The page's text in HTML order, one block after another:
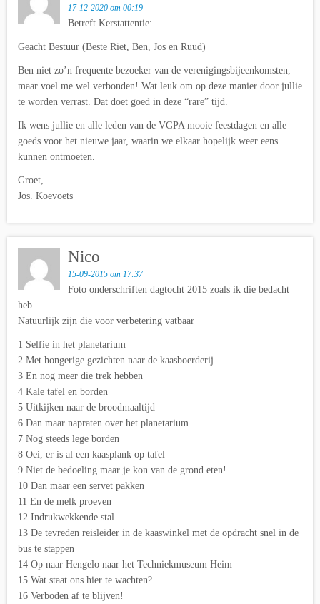
17-12-2020 om 00:19
Betreft Kerstattentie:
Geacht Bestuur (Beste Riet, Ben, Jos en Ruud)
Ben niet zo’n frequente bezoeker van de verenigingsbijeenkomsten,
maar voel me wel verbonden! Wat leuk om op deze manier door jullie
te worden verrast. Dat doet goed in deze “rare” tijd.
Ik wens jullie en alle leden van de VGPA mooie feestdagen en alle
goeds voor het nieuwe jaar, waarin we elkaar hopelijk weer eens
kunnen ontmoeten.
Groet,
Jos. Koevoets
Nico
15-09-2015 om 17:37
Foto onderschriften dagtocht 2015 zoals ik die bedacht
heb.
Natuurlijk zijn die voor verbetering vatbaar
1 Selfie in het planetarium
2 Met hongerige gezichten naar de kaasboerderij
3 En nog meer die trek hebben
4 Kale tafel en borden
5 Uitkijken naar de broodmaaltijd
6 Dan maar napraten over het planetarium
7 Nog steeds lege borden
8 Oei, er is al een kaasplank op tafel
9 Niet de bedoeling maar je kon van de grond eten!
10 Dan maar een servet pakken
11 En de melk proeven
12 Indrukwekkende stal
13 De tevreden reisleider in de kaaswinkel met de opdracht snel in de
bus te stappen
14 Op naar Hengelo naar het Techniekmuseum Heim
15 Wat staat ons hier te wachten?
16 Verboden af te blijven!